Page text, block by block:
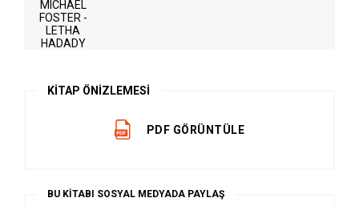
MICHAEL
FOSTER -
LETHA
HADADY
KİTAP ÖNİZLEMESİ
PDF GÖRÜNTÜLE
BU KİTABI SOSYAL MEDYADA PAYLAŞ